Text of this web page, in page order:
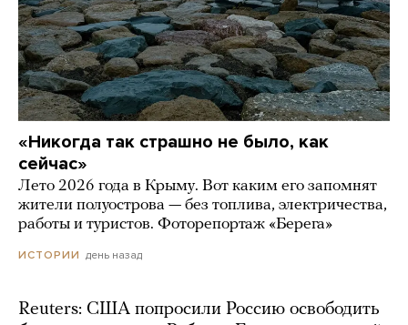
«Никогда так страшно не было, как
сейчас»
Лето 2026 года в Крыму. Вот каким его запомнят
жители полуострова — без топлива, электричества,
работы и туристов. Фоторепортаж «Берега»
ИСТОРИИ день назад
Reuters: США попросили Россию освободить